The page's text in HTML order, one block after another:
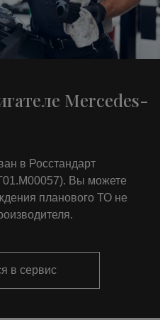
Mercedes-
в Росстандарт
Вы можете
планового ТО не
в сервис